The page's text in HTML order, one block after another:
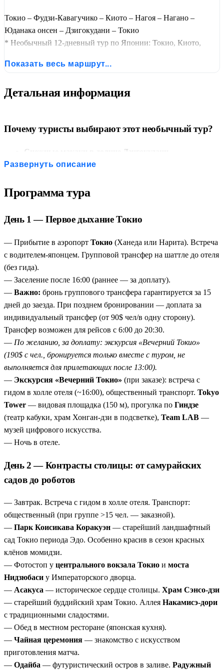
Токио – Фудзи-Кавагучико – Киото – Нагоя – Нагано –
Юданака онсен – Дзигокудани – Токио
* Необычный 12-дневный тур по Японии: Токио, Киото,
музей), Нагано (храм Дзэнкодзи, музей Хокусая, дегустация
долина Дзигокудани со снежными макаками. Красные клёны
Показать весь маршрут...
Детальная информация
Почему туристы выбирают этот необычный тур?
Снежные макаки в долине Дзигокудани
уникальное зрелище: японские макаки принимают
Красные клёны момидзи в ноябре
аллея кленов в районе Фудзи и осенние пейзажи в
Киото.
Ночь в рёкане с горячим источником в Юданака-
онсэн— традиционная японская гостиница, ужин,
купание в термальной воде.
Нагоя — замок и музей поездов
музей SCMaglev и знаменитый замок с золотыми
дельфинами.
Нагано — храм Дзэнкодзи и музей Хокусая— главная
святыня региона и посёлок, где жил великий художник.
Токио, Киото, Хиросима, Миядзима — классика без
потери качества — все главные
достопримечательности включены.
Четыре переезда на синкансене— Токио – Киото –
Хиросима – Киото – Нагоя – Нагано – Токио. Настоящее
путешествие по стране.
Дегустация саке в Обусе— знакомство с японским
рисовым вином в регионе, где его производят веками.
Развернуть описание
Программа тура
День 1 — Первое дыхание Токио
— Прибытие в аэропорт Токио (Ханеда или Нарита). Встреча
с водителем-японцем. Групповой трансфер на шаттле до отеля
(без гида).
— Заселение после 16:00 (раннее — за доплату).
— Важно: бронь группового трансфера гарантируется за 15
дней до заезда. При позднем бронировании — доплата за
индивидуальный трансфер (от 90$ чел/в одну сторону).
Трансфер возможен для рейсов с 6:00 до 20:30.
— По желанию, за доплату: экскурсия «Вечерний Токио»
(190$ с чел., бронируется только вместе с туром, не
выполняется для прилетающих после 13:00).
— Экскурсия «Вечерний Токио» (при заказе): встреча с
гидом в холле отеля (~16:00), общественный транспорт. Tokyo
Tower — видовая площадка (150 м), прогулка по Гиндзе
(театр кабуки, храм Хонган-дзи в подсветке), Team LAB —
музей цифрового искусства.
— Ночь в отеле.
День 2 — Контрасты столицы: от самурайских
садов до роботов
— Завтрак. Встреча с гидом в холле отеля. Транспорт:
общественный (при группе >15 чел. — заказной).
— Парк Коисикава Коракуэн — старейший ландшафтный
сад Токио периода Эдо. Особенно красив в сезон красных
клёнов момидзи.
— Фотостоп у центрального вокзала Токио и моста
Нидзюбаси у Императорского дворца.
— Асакуса — историческое сердце столицы. Храм Сэнсо-дзи
— старейший буддийский храм Токио. Аллея Накамисэ-дори
с традиционными сладостями.
— Обед в местном ресторане (японская кухня).
— Чайная церемония — знакомство с искусством
приготовления матча.
— Одайба — футуристический остров в заливе. Радужный